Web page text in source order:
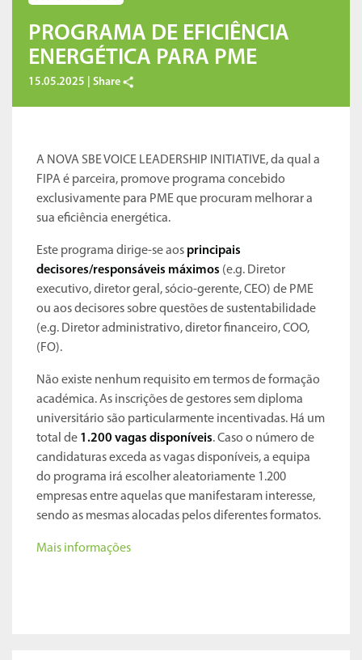
PROGRAMA DE EFICIÊNCIA
ENERGÉTICA PARA PME
15.05.2025 | Share
A NOVA SBE VOICE LEADERSHIP INITIATIVE, da qual a
FIPA é parceira, promove programa concebido
exclusivamente para PME que procuram melhorar a
sua eﬁciência energética.
Este programa dirige-se aos principais
decisores/responsáveis máximos (e.g. Diretor
executivo, diretor geral, sócio-gerente, CEO) de PME
ou aos decisores sobre questões de sustentabilidade
(e.g. Diretor administrativo, diretor financeiro, COO,
(FO).
Não existe nenhum requisito em termos de formação
académica. As inscrições de gestores sem diploma
universitário são particularmente incentivadas. Há um
total de 1.200 vagas disponíveis. Caso o número de
candidaturas exceda as vagas disponíveis, a equipa
do programa irá escolher aleatoriamente 1.200
empresas entre aquelas que manifestaram interesse,
sendo as mesmas alocadas pelos diferentes formatos.
Mais informações